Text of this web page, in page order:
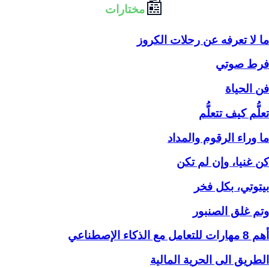
📰مختارات
ما لا تعرفه عن رحلات الكروز
فرط صوتي
فن الحياة
تعلُّم كيف تتعلُّم
ما وراء الرقوم والمداد
كن غنيا، وإن لم تكن
بيتوتي، بكل فخر
وتم غلق الصنبور
أهم 8 مهارات للتعامل مع الذكاء الإصطناعي
الطريق الى الحرية المالية